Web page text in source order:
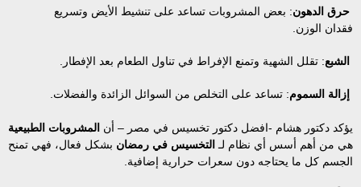
حرق الدهون: بعض المشروبات تساعد على تنشيط الأيض وتسريع
فقدان الوزن.
الشبع: تقلل الشهية وتمنع الإفراط في تناول الطعام بعد الإفطار.
إزالة السموم: تساعد على التخلص من السوائل الزائدة والفضلات.
يؤكد دكتور هشام -افضل دكتور تخسيس في مصر – أن المشروبات الطبيعية
هي من أهم أسس أي نظام لـ التخسيس في رمضان بشكل فعال، فهي تمنح
الجسم كل ما يحتاجه دون سعرات حرارية إضافية.